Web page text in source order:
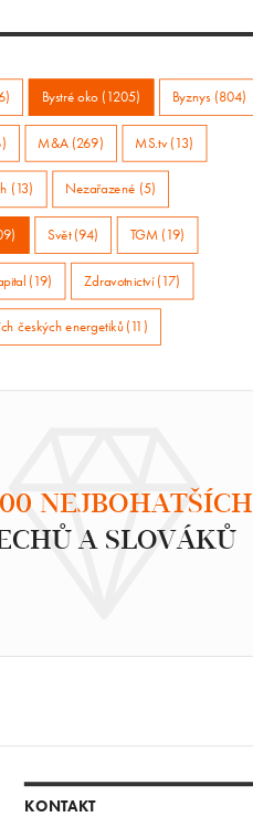
Bystré oko (1205) Byznys (804)
M&A (269) MS.tv (13)
(13) Nezařazené (5)
Svět (94) TGM (19)
(19) Zdravotnictví (17)
českých energetiků (11)
NEJBOHATŠÍCH
A SLOVÁKŮ
KONTAKT